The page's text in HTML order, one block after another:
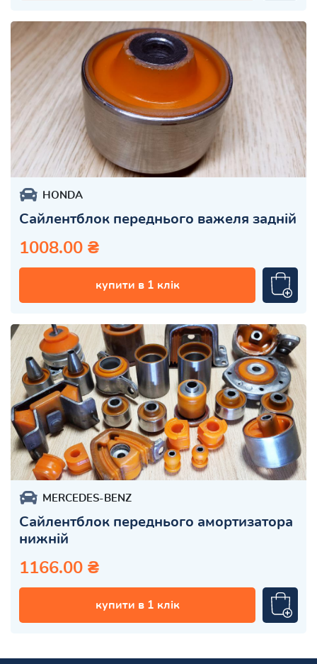
HONDA
Сайлентблок переднього важеля задній
1008.00 ₴
купити в 1 клік
MERCEDES-BENZ
Сайлентблок переднього амортизатора
нижній
1166.00 ₴
купити в 1 клік